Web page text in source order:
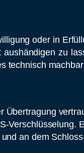
oder in
zu
technisch
an dem